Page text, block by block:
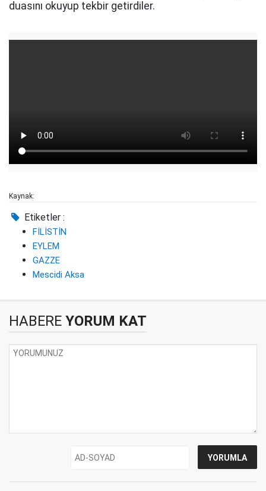
duasını okuyup tekbir getirdiler.
Kaynak:
Etiketler :
FİLİSTİN
EYLEM
GAZZE
Mescidi Aksa
HABERE YORUM KAT